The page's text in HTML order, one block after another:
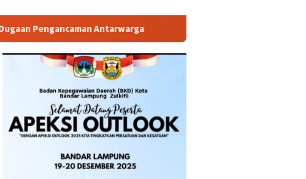
Diduga Langgar GSB, Bangunan Point Coffee di